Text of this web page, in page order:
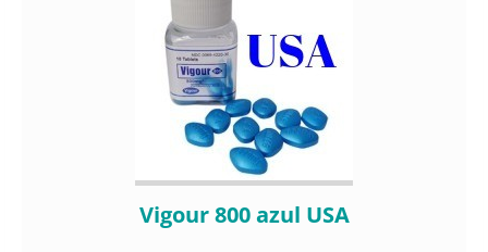
Vigour 800 azul USA